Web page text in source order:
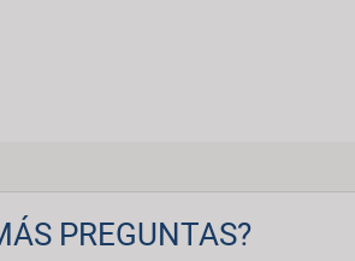
PREGUNTAS?